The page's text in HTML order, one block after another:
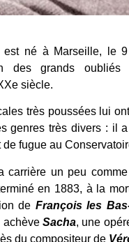
est né à Marseille, le
des grands oubliés
siècle.
très poussées lui
genres très divers : il
de fugue au
carrière un peu
en 1883, à la
de François les
achève Sacha, une
du compositeur de